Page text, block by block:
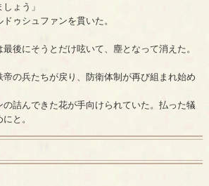
ょう」
ゥシュファンを貫いた。
後にそうとだけ呟いて、塵となって消えた。
の兵たちが戻り、防衛体制が再び組まれ始め
詰んできた花が手向けられていた。払った犠
と。